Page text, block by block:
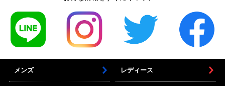
メンズ レディース